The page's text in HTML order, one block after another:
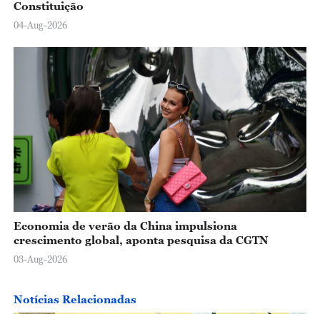
Constituição
04-Aug-2026
Economia de verão da China impulsiona
crescimento global, aponta pesquisa da CGTN
03-Aug-2026
Notícias Relacionadas